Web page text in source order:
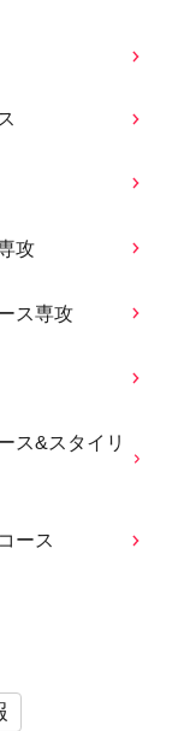
攻
ス専攻
ス&スタイリ
ース